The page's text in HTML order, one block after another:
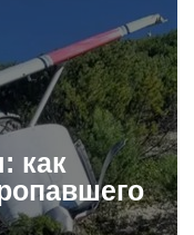
как